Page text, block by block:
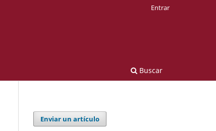
Buscar
Entrar
Enviar un artículo